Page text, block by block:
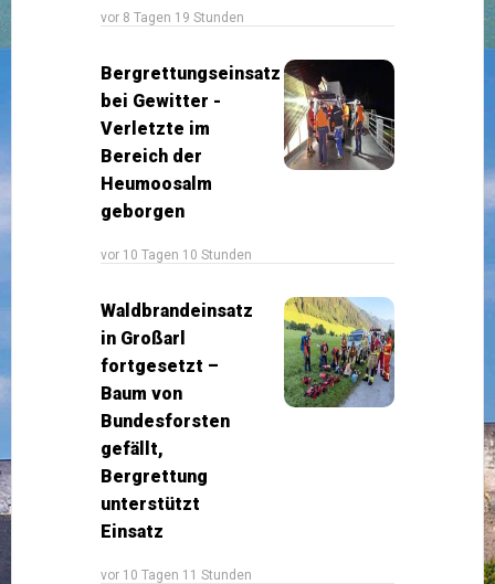
vor 8 Tagen 19 Stunden
Bergrettungseinsatz
bei Gewitter -
Verletzte im
Bereich der
Heumoosalm
geborgen
vor 10 Tagen 10 Stunden
Waldbrandeinsatz
in Großarl
fortgesetzt –
Baum von
Bundesforsten
gefällt,
Bergrettung
unterstützt
Einsatz
vor 10 Tagen 11 Stunden